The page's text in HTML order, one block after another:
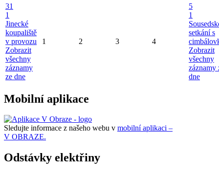
31
1
Jinecké
koupaliště
v provozu
Zobrazit
všechny
záznamy
ze dne
1 2 3 4
5
1
setkání s
Zobrazit
všechny
záznamy
dne
Mobilní aplikace
Sledujte informace z našeho webu v mobilní aplikaci –
V OBRAZE.
Odstávky elektřiny